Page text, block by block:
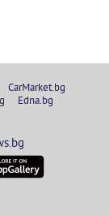
CarMarket.bg
Edna.bg